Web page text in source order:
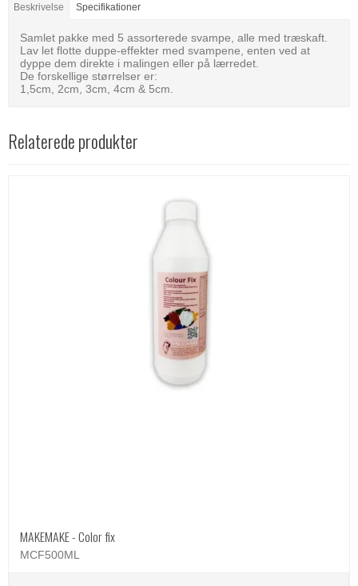
Beskrivelse Specifikationer
Samlet pakke med 5 assorterede svampe, alle med træskaft.
Lav let flotte duppe-effekter med svampene, enten ved at
dyppe dem direkte i malingen eller på lærredet.
De forskellige størrelser er:
1,5cm, 2cm, 3cm, 4cm & 5cm.
Relaterede produkter
MAKEMAKE - Color fix
MCF500ML